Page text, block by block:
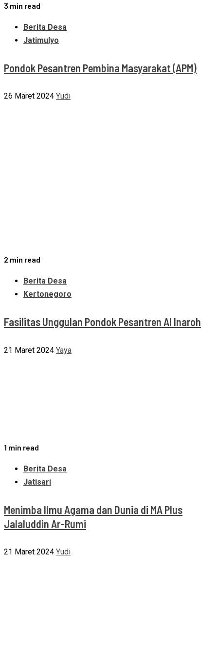
3 min read
Berita Desa
Jatimulyo
Pondok Pesantren Pembina Masyarakat (APM)
26 Maret 2024 Yudi
2 min read
Berita Desa
Kertonegoro
Fasilitas Unggulan Pondok Pesantren Al Inaroh
21 Maret 2024 Yaya
1 min read
Berita Desa
Jatisari
Menimba Ilmu Agama dan Dunia di MA Plus
Jalaluddin Ar-Rumi
21 Maret 2024 Yudi